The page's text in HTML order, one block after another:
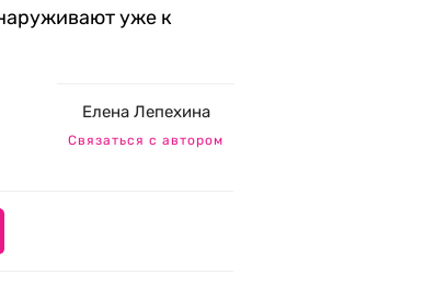
уже к
Елена Лепехина
Связаться с автором